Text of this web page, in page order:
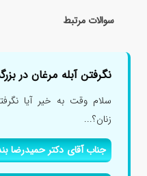
سوالات مرتبط
نگرفتن آبله مرغان در
سلام وقت به خیر آیا
زنان؟...
جناب آقای دکتر حمیدرضا